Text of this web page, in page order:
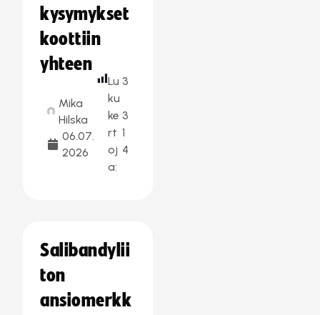
kysymykset
koottiin
yhteen
Mika
Hilska
06.07.
2026
Lu
ku
ke
rt
oj
a:
3
3
1
4
Salibandylii
ton
ansiomerkk